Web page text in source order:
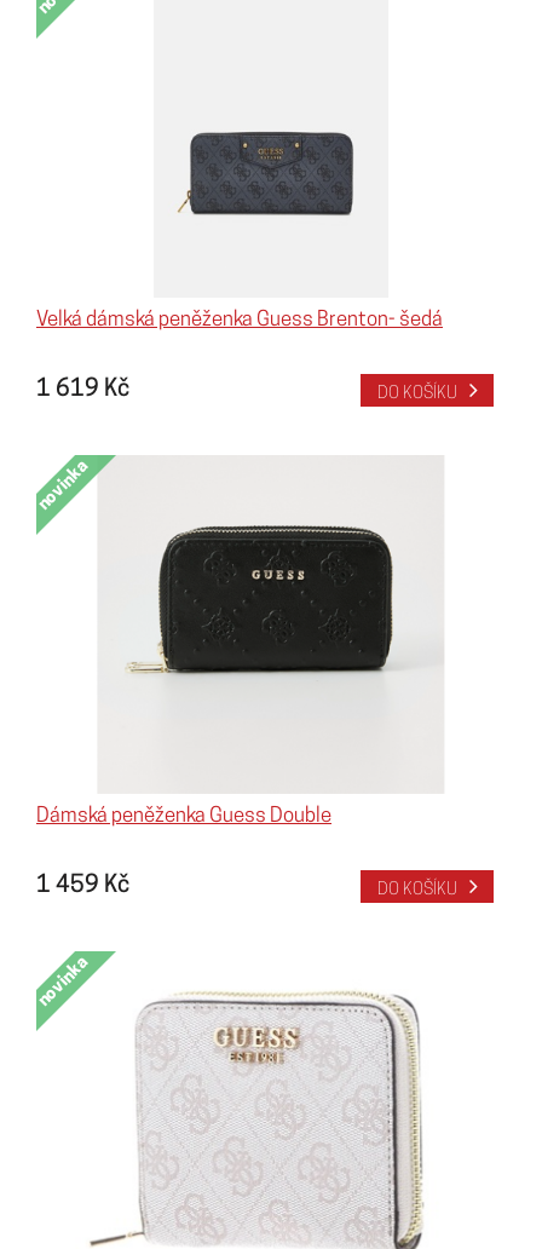
Velká dámská peněženka Guess Brenton- šedá
1 619 Kč DO KOŠÍKU
novinka
Dámská peněženka Guess Double
1 459 Kč DO KOŠÍKU
novinka